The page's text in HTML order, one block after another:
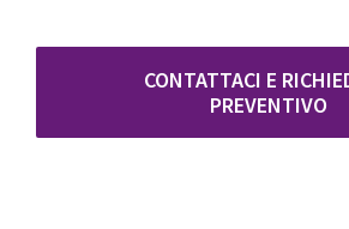
CONTATTACI E
PREVENTIVO